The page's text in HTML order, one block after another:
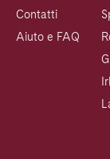
Contatti
Aiuto e FAQ